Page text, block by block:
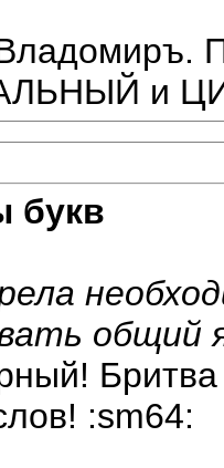
и
букв
общий
:sm64: